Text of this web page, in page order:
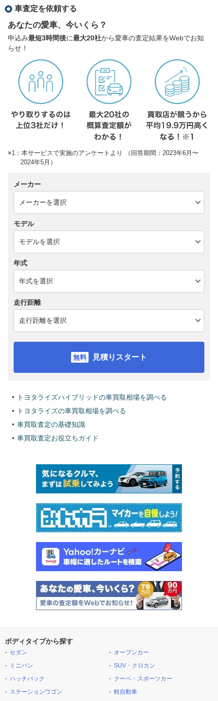
車査定を依頼する
あなたの愛車、今いくら？
申込み最短3時間後に最大20社から愛車の査定結果をWebでお知
らせ！
※1：本サービスで実施のアンケートより （回答期間：2023年6月〜
2024年5月）
メーカー
モデル
年式
走行距離
見積りスタート
トヨタライズハイブリッドの車買取相場を調べる
トヨタライズの車買取相場を調べる
車買取査定の基礎知識
車買取査定お役立ちガイド
ボディタイプから探す
セダン
ミニバン
ハッチバック
ステーションワゴン
オープンカー
SUV・クロカン
クーペ・スポーツカー
軽自動車